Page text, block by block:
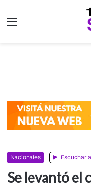
Nacionales Escuchar
Se levantó el